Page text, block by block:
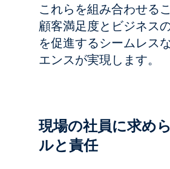
これらを組み合わせる
顧客満足度とビジネス
を促進するシームレス
エンスが実現します。
現場の社員に求め
ルと責任